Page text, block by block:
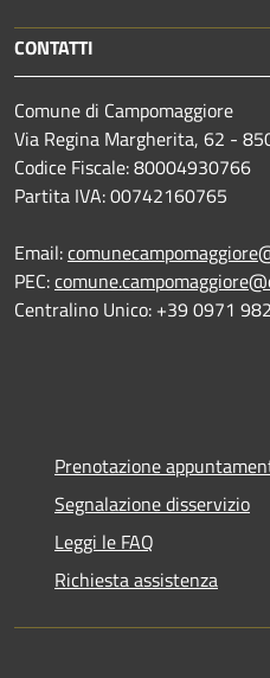
CONTATTI
Comune di Campomaggiore
Via Regina Margherita, 62 -
Codice Fiscale: 80004930766
Partita IVA: 00742160765
Email:
PEC:
Centralino Unico: +39 0971
Prenotazione
Segnalazione disservizio
Leggi le FAQ
Richiesta assistenza